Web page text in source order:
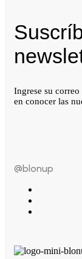
Ingrese su
en conocer las
@blonup